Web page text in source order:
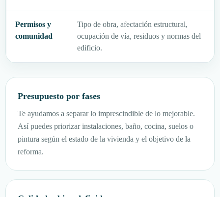
Permisos y
comunidad
Tipo de obra, afectación estructural,
ocupación de vía, residuos y normas del
edificio.
Presupuesto por fases
Te ayudamos a separar lo imprescindible de lo mejorable.
Así puedes priorizar instalaciones, baño, cocina, suelos o
pintura según el estado de la vivienda y el objetivo de la
reforma.